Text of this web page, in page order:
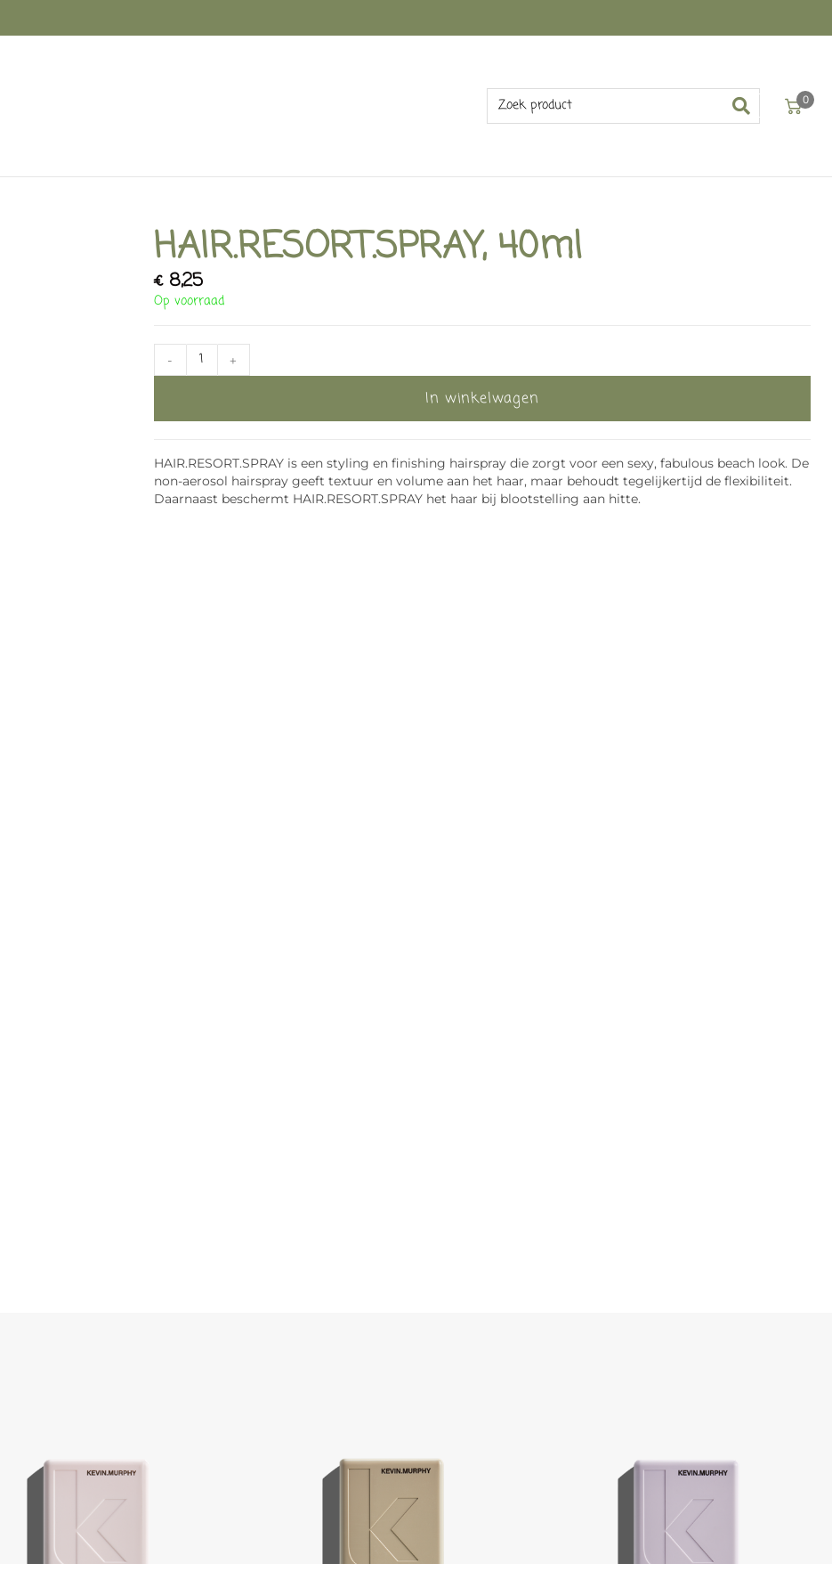
0
HAIR.RESORT.SPRAY, 40ml
€8,25
Op voorraad
- +
In winkelwagen
HAIR.RESORT.SPRAY is een styling en finishing hairspray die zorgt voor een sexy, fabulous beach look. De
non-aerosol hairspray geeft textuur en volume aan het haar, maar behoudt tegelijkertijd de flexibiliteit.
Daarnaast beschermt HAIR.RESORT.SPRAY het haar bij blootstelling aan hitte.